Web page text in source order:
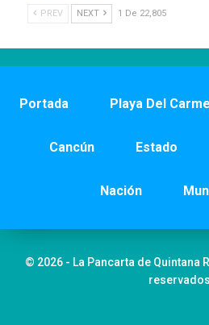
PREV NEXT 1 De 22,805
Portada Playa Del
Cancún Estado
Nación
© 2026 - La Pancarta de Quintana